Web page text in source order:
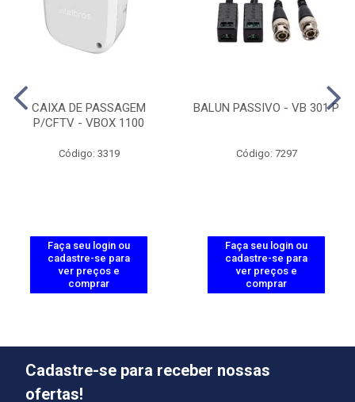
CAIXA DE PASSAGEM
P/CFTV - VBOX 1100
Código: 3319
Faça seu login ou
cadastre-se para
ver preços e
comprar
BALUN PASSIVO - VB 301 P
Código: 7297
Faça seu login ou
cadastre-se para
ver preços e
comprar
Cadastre-se para receber nossas
ofertas!